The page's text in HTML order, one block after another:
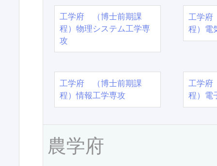
工学府 （博士前期課
程）物理システム工学専
攻
工学
程）電
工学府 （博士前期課
程）情報工学専攻
工学
程）電
農学府